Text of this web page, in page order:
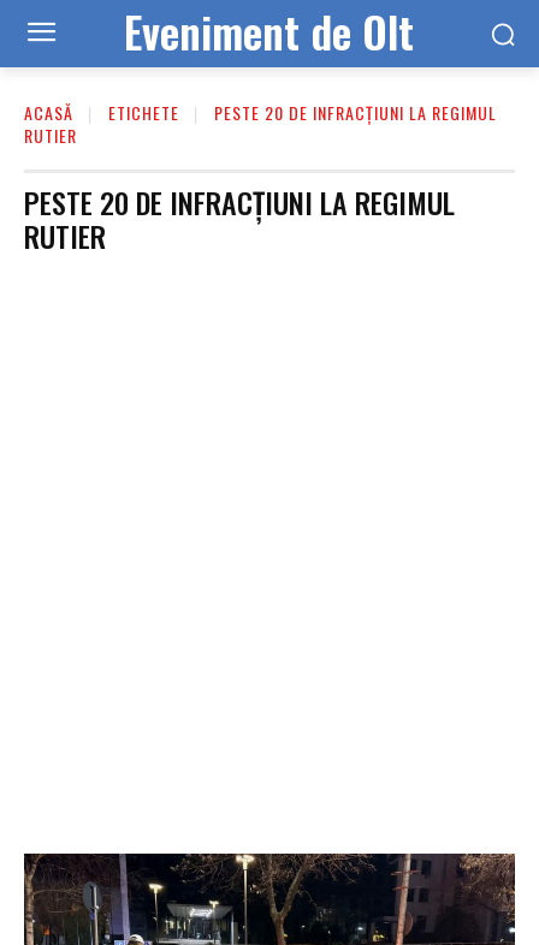
Eveniment de Olt
ACASĂ ETICHETE
PESTE 20 DE INFRACȚIUNI LA REGIMUL
RUTIER
PESTE 20 DE INFRACȚIUNI LA REGIMUL
RUTIER